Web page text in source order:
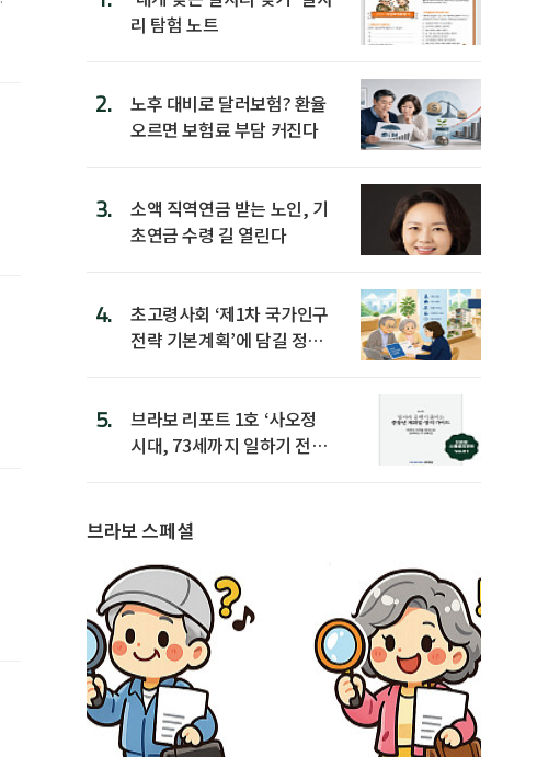
리 탐험 노트
2.
노후 대비로 달러보험? 환율
오르면 보험료 부담 커진다
3.
소액 직역연금 받는 노인, 기
초연금 수령 길 열린다
4.
초고령사회 ‘제1차 국가인구
전략 기본계획’에 담길 정책
5.
브라보 리포트 1호 ‘사오정
시대, 73세까지 일하기 전략’
브라보 스페셜